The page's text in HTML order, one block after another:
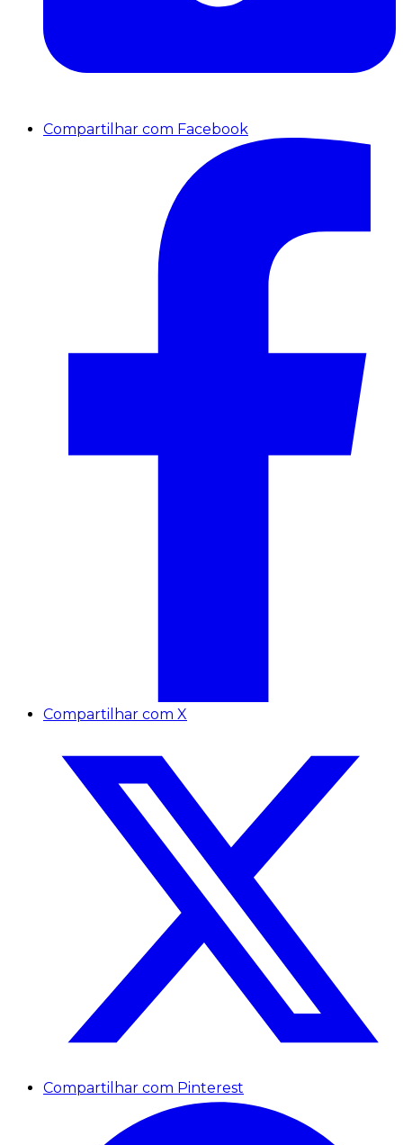
Compartilhar com Facebook
Compartilhar com X
Compartilhar com Pinterest